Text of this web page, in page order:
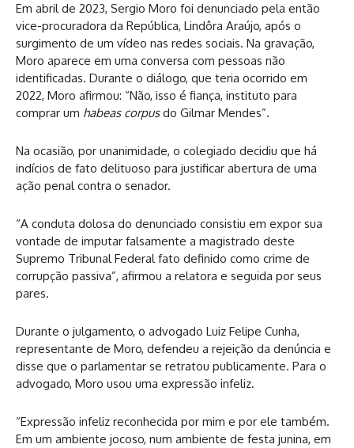
Em abril de 2023, Sergio Moro foi denunciado pela então
vice-procuradora da República, Lindôra Araújo, após o
surgimento de um vídeo nas redes sociais. Na gravação,
Moro aparece em uma conversa com pessoas não
identificadas. Durante o diálogo, que teria ocorrido em
2022, Moro afirmou: “Não, isso é fiança, instituto para
comprar um habeas corpusdo Gilmar Mendes”.
Na ocasião, por unanimidade, o colegiado decidiu que há
indícios de fato delituoso para justificar abertura de uma
ação penal contra o senador.
“A conduta dolosa do denunciado consistiu em expor sua
vontade de imputar falsamente a magistrado deste
Supremo Tribunal Federal fato definido como crime de
corrupção passiva”, afirmou a relatora e seguida por seus
pares.
Durante o julgamento, o advogado Luiz Felipe Cunha,
representante de Moro, defendeu a rejeição da denúncia e
disse que o parlamentar se retratou publicamente. Para o
advogado, Moro usou uma expressão infeliz.
“Expressão infeliz reconhecida por mim e por ele também.
Em um ambiente jocoso, num ambiente de festa junina, em